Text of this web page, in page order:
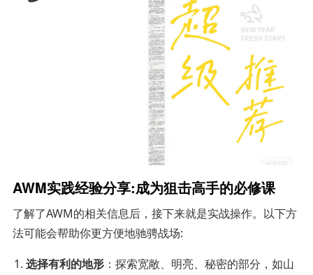
AWM实践经验分享:成为狙击高手的必修课
了解了AWM的相关信息后，接下来就是实战操作。以下方
法可能会帮助你更方便地驰骋战场:
选择有利的地形 ：探索宽敞、明亮、秘密的部分，如山